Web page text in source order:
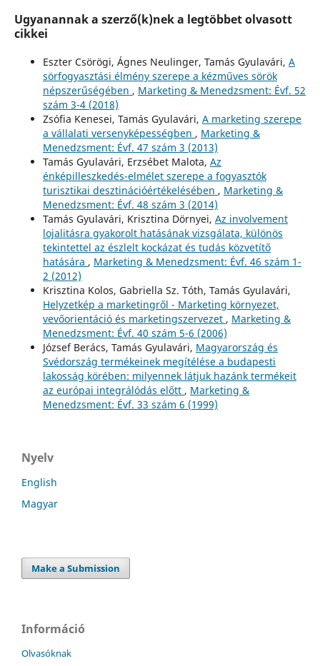
Ugyanannak a szerző(k)nek a legtöbbet olvasott
cikkei
Eszter Csörögi, Ágnes Neulinger, Tamás Gyulavári, A
sörfogyasztási élmény szerepe a kézműves sörök
népszerűségében , Marketing & Menedzsment: Évf. 52
szám 3-4 (2018)
Zsófia Kenesei, Tamás Gyulavári, A marketing szerepe
a vállalati versenyképességben , Marketing &
Menedzsment: Évf. 47 szám 3 (2013)
Tamás Gyulavári, Erzsébet Malota, Az
énképilleszkedés-elmélet szerepe a fogyasztók
turisztikai desztinációértékelésében , Marketing &
Menedzsment: Évf. 48 szám 3 (2014)
Tamás Gyulavári, Krisztina Dörnyei, Az involvement
lojalitásra gyakorolt hatásának vizsgálata, különös
tekintettel az észlelt kockázat és tudás közvetítő
hatására , Marketing & Menedzsment: Évf. 46 szám 1-
2 (2012)
Krisztina Kolos, Gabriella Sz. Tóth, Tamás Gyulavári,
Helyzetkép a marketingről - Marketing környezet,
vevőorientáció és marketingszervezet , Marketing &
Menedzsment: Évf. 40 szám 5-6 (2006)
József Berács, Tamás Gyulavári, Magyarország és
Svédország termékeinek megítélése a budapesti
lakosság körében: milyennek látjuk hazánk termékeit
az európai integrálódás előtt , Marketing &
Menedzsment: Évf. 33 szám 6 (1999)
Nyelv
English
Magyar
Make a Submission
Információ
Olvasóknak